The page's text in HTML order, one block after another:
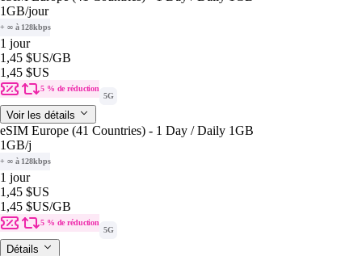
1GB/jour
+ ∞ à 128kbps
1 jour
1,45 $US/GB
1,45 $US
5 % de réduction
5G
Voir les détails
eSIM Europe (41 Countries) - 1 Day / Daily 1GB
1GB/j
+ ∞ à 128kbps
1 jour
1,45 $US
1,45 $US/GB
5 % de réduction
5G
Détails